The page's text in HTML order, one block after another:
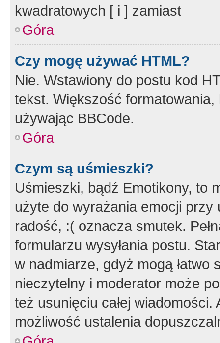
kwadratowych [ i ] zamiast
Góra
Czy mogę używać HTML?
Nie. Wstawiony do postu kod
tekst. Większość
używając BBCode.
Góra
Czym są uśmieszki?
Uśmieszki, bądź Emotikony, to
użyte do wyrażania emocji
radość, :( oznacza smutek.
formularzu wysyłania postu.
w nadmiarze, gdyż mogą
nieczytelny i moderator może
też usunięciu całej
możliwość ustalenia